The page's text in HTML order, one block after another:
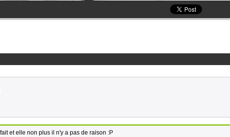
et elle non plus il n'y a pas de raison :P